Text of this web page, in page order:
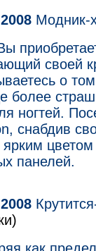
Модник-
своей
о
более
ногтей.
снабдив
ярким
панелей.